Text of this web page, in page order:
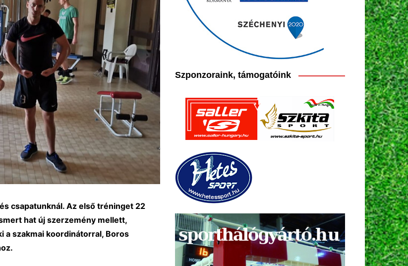
2025
2026
csapatunknál. Az első tréninget 22
hat új szerzemény mellett,
a szakmai koordinátorral, Boros
Szponzoraink, támogatóink